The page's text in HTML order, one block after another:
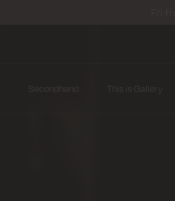
Secondhand This is Gallery